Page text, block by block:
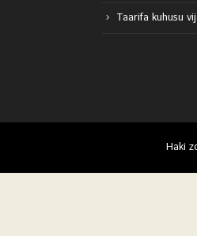
Taarifa kuhusu
Haki